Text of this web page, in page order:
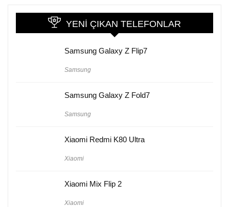
YENI ÇIKAN TELEFONLAR
Samsung Galaxy Z Flip7
Samsung
Samsung Galaxy Z Fold7
Samsung
Xiaomi Redmi K80 Ultra
Xiaomi
Xiaomi Mix Flip 2
Xiaomi